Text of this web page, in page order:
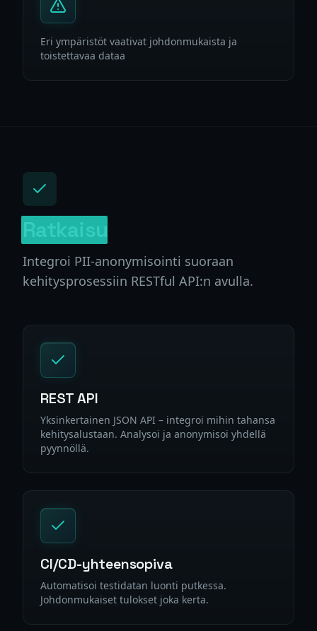
Eri ympäristöt vaativat johdonmukaista ja
toistettavaa dataa
Integroi PII-anonymisointi suoraan
kehitysprosessiin RESTful API:n avulla.
REST API
Yksinkertainen JSON API – integroi mihin tahansa
kehitysalustaan. Analysoi ja anonymisoi yhdellä
pyynnöllä.
CI/CD-yhteensopiva
Automatisoi testidatan luonti putkessa.
Johdonmukaiset tulokset joka kerta.